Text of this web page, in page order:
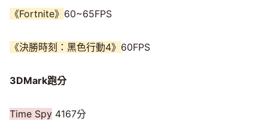
《Fortnite》 60~65FPS
《決勝時刻：黑色行動4》 60FPS
3DMark跑分
Time Spy 4167分